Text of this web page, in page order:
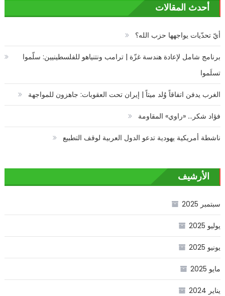
أحدث المقالات
أيّ تحدّيات يواجهها حزب الله؟
برنامج شامل لإعادة هندسة غزّة | ترامب ونتنياهو للفلسطينيين: سلّموا
تسلَموا
الغرب يدفن اتفاقاً وُلد ميتاً | إيران تحت العقوبات: جاهزون للمواجهة
فؤاد شكر… «راوي» المقاومة
ناشطة أمريكية يهودية تدعو الدول العربية لوقف التطبيع
الأرشيف
سبتمبر 2025
يوليو 2025
يونيو 2025
مايو 2025
يناير 2024